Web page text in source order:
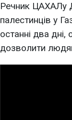
Речник ЦАХАЛу
палестинців у
останні два дні,
дозволити